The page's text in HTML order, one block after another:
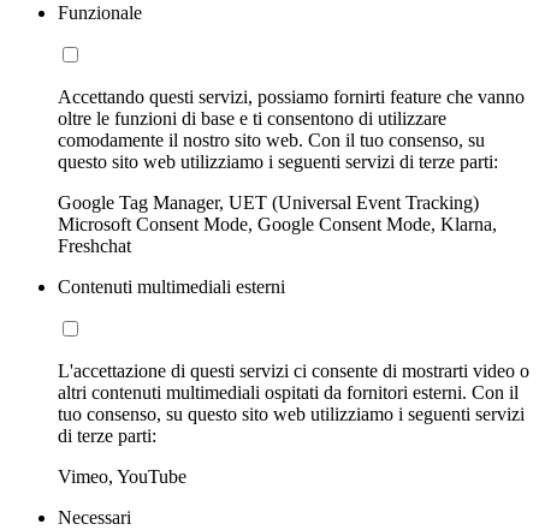
Funzionale
Accettando questi servizi, possiamo fornirti feature che vanno
oltre le funzioni di base e ti consentono di utilizzare
comodamente il nostro sito web. Con il tuo consenso, su
questo sito web utilizziamo i seguenti servizi di terze parti:
Google Tag Manager, UET (Universal Event Tracking)
Microsoft Consent Mode, Google Consent Mode, Klarna,
Freshchat
Contenuti multimediali esterni
L'accettazione di questi servizi ci consente di mostrarti video o
altri contenuti multimediali ospitati da fornitori esterni. Con il
tuo consenso, su questo sito web utilizziamo i seguenti servizi
di terze parti:
Vimeo, YouTube
Necessari